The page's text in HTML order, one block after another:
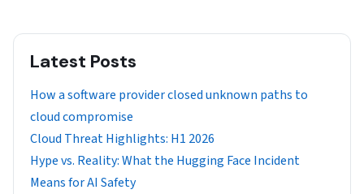
Latest Posts
How a software provider closed unknown paths to
cloud compromise
Cloud Threat Highlights: H1 2026
Hype vs. Reality: What the Hugging Face Incident
Means for AI Safety